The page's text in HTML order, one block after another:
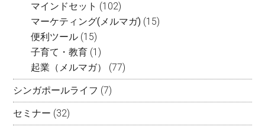
マインドセット (102)
マーケティング(メルマガ) (15)
便利ツール (15)
子育て・教育 (1)
起業（メルマガ）
(77)
シンガポールライフ (7)
セミナー (32)